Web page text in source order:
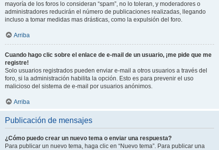
mayoría de los foros lo consideran “spam”, no lo toleran, y moderadores o
administradores reducirán el número de publicaciones realizadas, llegando
incluso a tomar medidas mas drásticas, como la expulsión del foro.
Arriba
Cuando hago clic sobre el enlace de e-mail de un usuario, ¡me pide que me
registre!
Solo usuarios registrados pueden enviar e-mail a otros usuarios a través del
foro, si la administración habilita la opción. Esto es para prevenir el uso
malicioso del sistema de e-mail por usuarios anónimos.
Arriba
Publicación de mensajes
¿Cómo puedo crear un nuevo tema o enviar una respuesta?
Para publicar un nuevo tema, haga clic en “Nuevo tema”. Para publicar una